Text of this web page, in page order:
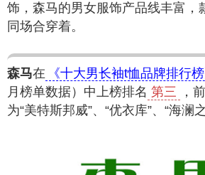
饰，森马的男女服饰产品线丰富，
同场合穿着。
森马在 《十大男长袖t恤品牌排行榜
月榜单数据）中上榜排名 第三
，
为“美特斯邦威”、“优衣库”、“海澜